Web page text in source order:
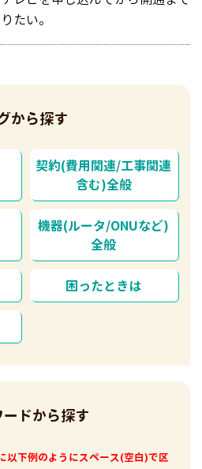
たい。
から探す
契約(費用関連/工事関連
含む)全般
機器(ルータ/ONUなど)
全般
困ったときは
ードから探す
下例のようにスペース(空白)で区